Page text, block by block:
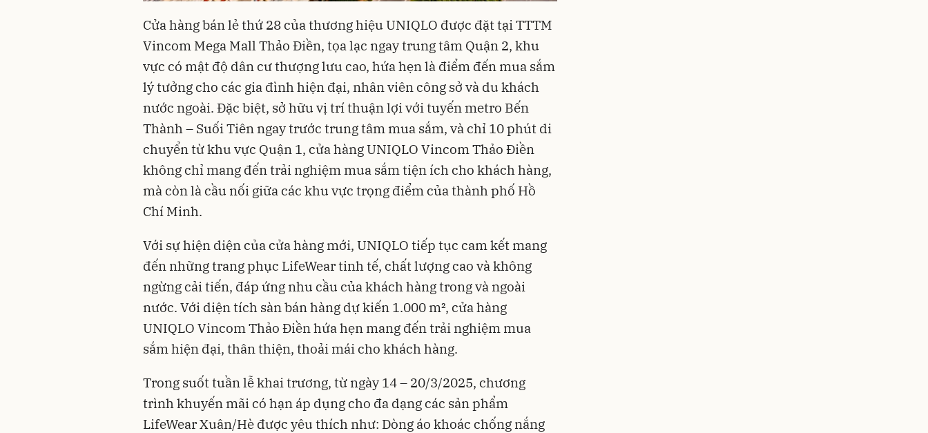
Cửa hàng bán lẻ thứ 28 của thương hiệu UNIQLO được đặt tại TTTM
Vincom Mega Mall Thảo Điền, tọa lạc ngay trung tâm Quận 2, khu
vực có mật độ dân cư thượng lưu cao, hứa hẹn là điểm đến mua sắm
lý tưởng cho các gia đình hiện đại, nhân viên công sở và du khách
nước ngoài. Đặc biệt, sở hữu vị trí thuận lợi với tuyến metro Bến
Thành – Suối Tiên ngay trước trung tâm mua sắm, và chỉ 10 phút di
chuyển từ khu vực Quận 1, cửa hàng UNIQLO Vincom Thảo Điền
không chỉ mang đến trải nghiệm mua sắm tiện ích cho khách hàng,
mà còn là cầu nối giữa các khu vực trọng điểm của thành phố Hồ
Chí Minh.
Với sự hiện diện của cửa hàng mới, UNIQLO tiếp tục cam kết mang
đến những trang phục LifeWear tinh tế, chất lượng cao và không
ngừng cải tiến, đáp ứng nhu cầu của khách hàng trong và ngoài
nước. Với diện tích sàn bán hàng dự kiến 1.000 m², cửa hàng
UNIQLO Vincom Thảo Điền hứa hẹn mang đến trải nghiệm mua
sắm hiện đại, thân thiện, thoải mái cho khách hàng.
Trong suốt tuần lễ khai trương, từ ngày 14 – 20/3/2025, chương
trình khuyến mãi có hạn áp dụng cho đa dạng các sản phẩm
LifeWear Xuân/Hè được yêu thích như: Dòng áo khoác chống nắng